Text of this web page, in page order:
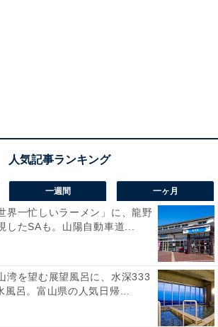
一週間 一ヶ月
界一忙しいラーメン」に、龍野
したSAも。山陽自動車道...
湾を望む展望風呂に、水深333
風呂。富山県の人気日帰...